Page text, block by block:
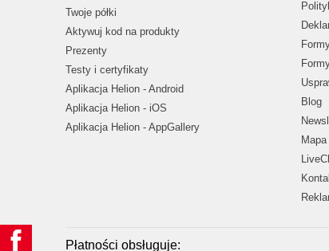
Twoje półki
Aktywuj kod na produkty
Prezenty
Testy i certyfikaty
Aplikacja Helion - Android
Aplikacja Helion - iOS
Aplikacja Helion - AppGallery
Blog
Płatności obsługuje: